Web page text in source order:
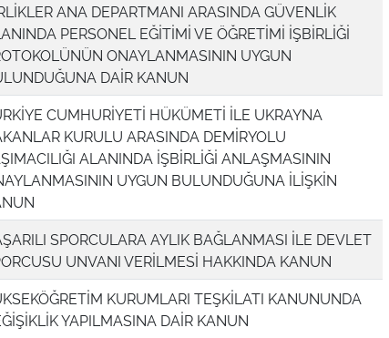
ANA DEPARTMANI ARASINDA GÜVENLİK
PERSONEL EĞİTİMİ VE ÖĞRETİMİ İŞBİRLİĞİ
ONAYLANMASININ UYGUN
DAİR KANUN
CUMHURİYETİ HÜKÜMETİ İLE UKRAYNA
KURULU ARASINDA DEMİRYOLU
ALANINDA İŞBİRLİĞİ ANLAŞMASININ
UYGUN BULUNDUĞUNA İLİŞKİN
SPORCULARA AYLIK BAĞLANMASI İLE DEVLET
UNVANI VERİLMESİ HAKKINDA KANUN
KURUMLARI TEŞKİLATI KANUNUNDA
YAPILMASINA DAİR KANUN